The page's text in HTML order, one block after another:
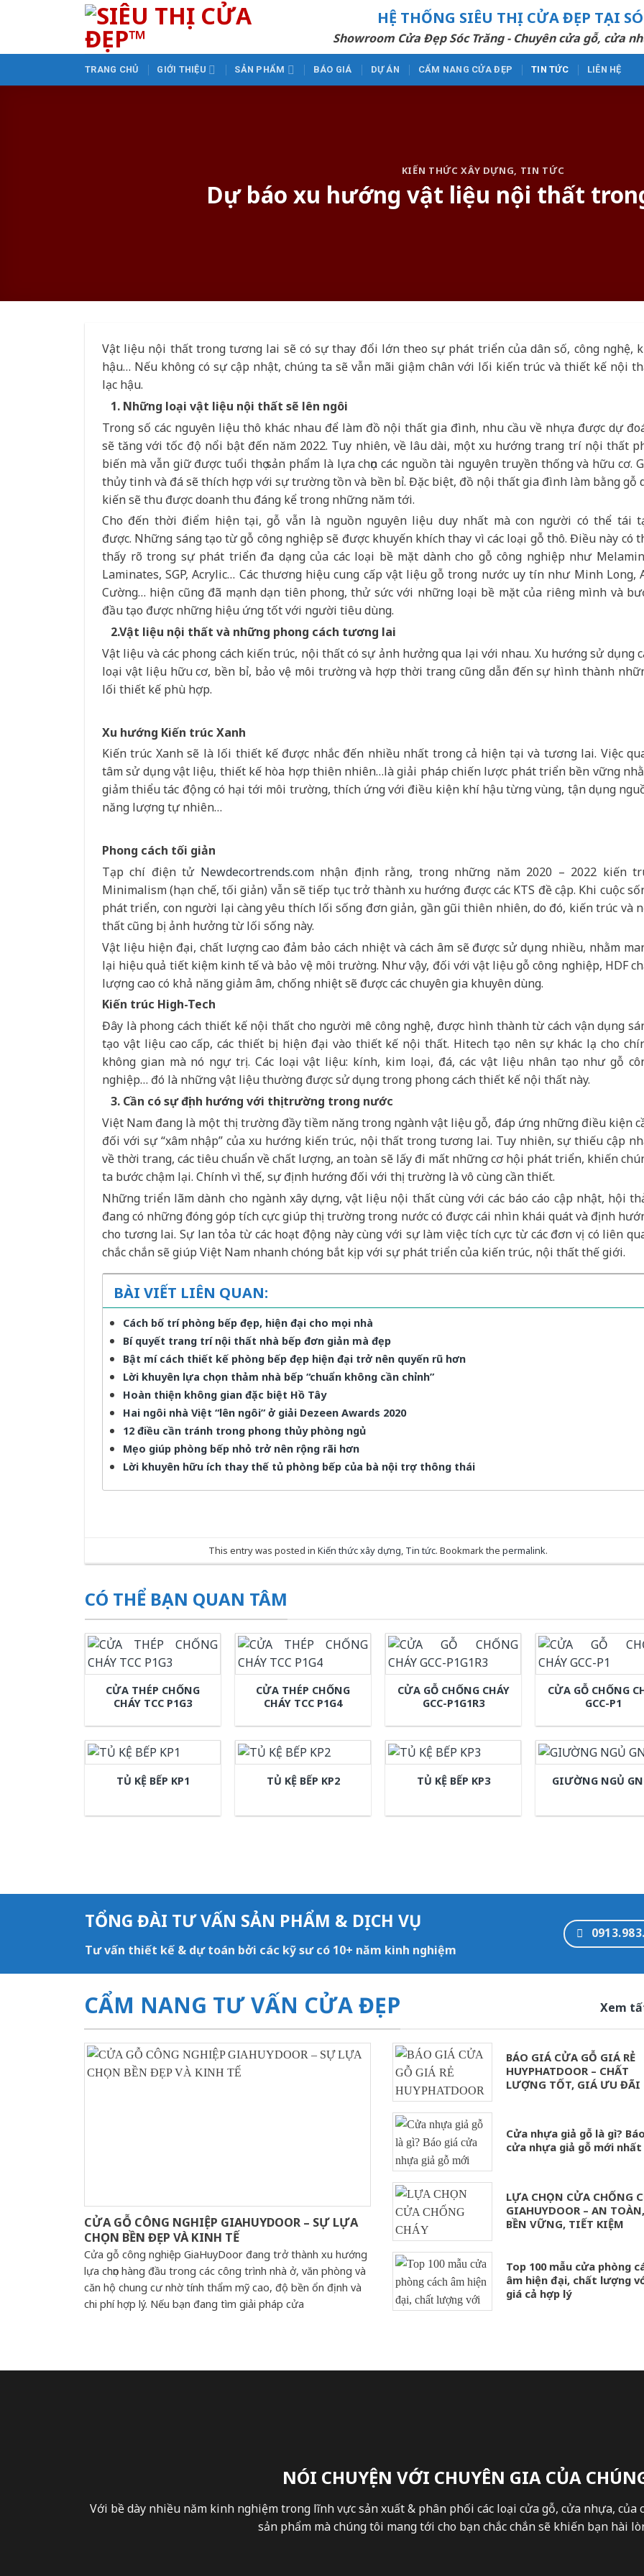
HỆ THỐNG SIÊU THỊ CỬA ĐẸP TẠI
Showroom Cửa Đẹp Sóc Trăng - Chuyên cửa gỗ, cửa
TRANG CHỦ GIỚI THIỆU SẢN PHẨM BÁO GIÁ DỰ ÁN CẨM NANG CỬA ĐẸP TIN TỨC LIÊN HỆ
KIẾN THỨC XÂY DỰNG, TIN TỨC
Dự báo xu hướng vật liệu nội thất
Vật liệu nội thất trong tương lai sẽ có sự thay đổi lớn theo sự phát triển của dân số, công nghệ,
hậu… Nếu không có sự cập nhật, chúng ta sẽ vẫn mãi giậm chân với lối kiến trúc và thiết kế nội
lạc hậu.
1. Những loại vật liệu nội thất sẽ lên ngôi
Trong số các nguyên liệu thô khác nhau để làm đồ nội thất gia đình, nhu cầu về nhựa được dự
sẽ tăng với tốc độ nổi bật đến năm 2022. Tuy nhiên, về lâu dài, một xu hướng trang trí nội thất
biến mà vẫn giữ được tuổi thọ sản phẩm là lựa chọn các nguồn tài nguyên truyền thống và hữu cơ.
thủy tinh và đásẽ thích hợp với sựtrường tồn và bền bỉ. Đặc biệt, đồ nội thất gia đình làm bằng gỗ
kiến ​​sẽ thu được doanh thu đáng kể trong những năm tới.
Cho đến thời điểm hiện tại, gỗ vẫn là nguồn nguyên liệu duy nhất mà con người có thể tái
được. Những sáng tạo từ gỗ công nghiệp sẽ được khuyến khíchthay vì các loại gỗ thô.Điều này có
thấy rõ trong sự phát triển đa dạng của các loại bề mặt dành cho gỗ công nghiệp như
Laminates, SGP, Acrylic… Các thương hiệu cung cấp vật liệu gỗ trong nước uy tín như Minh Long,
Cường… hiện cũng đã mạnh dạn tiên phong, thử sức với những loại bề mặt của riêng mình và
đầu tạo được những hiệu ứng tốt với người tiêu dùng.
2.Vật liệu nội thất và những phong cách tương lai
Vật liệu và các phong cách kiến trúc, nội thất có sự ảnh hưởng qua lại với nhau. Xu hướng sử dụng
loại vật liệu hữu cơ, bền bỉ, bảo vệ môi trường và hợp thời trang cũng dẫn đến sự hình thành
lối thiết kế phù hợp.
Xu hướng Kiến trúc Xanh
Kiến trúc Xanh sẽ là lối thiết kế được nhắc đến nhiều nhất trong cả hiện tại và tương lai. Việc
tâm sử dụng vật liệu, thiết kế hòa hợp thiên nhiên…là giải pháp chiến lược phát triển bền vững
giảm thiểu tác động có hại tới môi trường, thích ứng với điều kiện khí hậu từng vùng, tận dụng
năng lượng tự nhiên…
Phong cách tối giản
Tạp chí điện tử Newdecortrends.comnhận định rằng, trong những năm 2020 – 2022 kiến
Minimalism (hạn chế, tối giản) vẫn sẽ tiếp tục trở thành xu hướng được các KTS đề cập. Khi cuộc
phát triển, con người lại càng yêu thích lối sống đơn giản, gần gũi thiên nhiên, do đó, kiến trúc và
thất cũng bị ảnh hưởng từ lối sống này.
Vật liệu hiện đại, chất lượng cao đảm bảo cách nhiệt và cách âm sẽ được sử dụng nhiều, nhằm
lại hiệu quả tiết kiệm kinh tế và bảo vệ môi trường. Như vậy, đối với vật liệu gỗ công nghiệp, HDF
lượng cao có khả năng giảm âm, chống nhiệt sẽ được các chuyên gia khuyên dùng.
Kiến trúc High-Tech
Đây là phong cách thiết kế nội thất cho người mê công nghệ, được hình thành từ cách vận dụng
tạo vật liệu cao cấp, các thiết bị hiện đại vào thiết kế nội thất. Hitech tạo nên sự khác lạ cho
không gian mà nó ngự trị. Các loại vật liệu: kính, kim loại, đá, các vật liệu nhân tạo như gỗ
nghiệp… đó là những vật liệu thường được sử dụng trong phong cách thiết kế nội thất này.
3. Cần có sự định hướng với thị trường trong nước
Việt Nam đang là một thị trường đầy tiềm năng trong ngành vật liệu gỗ, đáp ứng những điều kiện
đối với sự “xâm nhập” của xu hướng kiến trúc, nội thất trong tương lai. Tuy nhiên, sự thiếu cập
về thời trang, các tiêu chuẩn về chất lượng, an toàn sẽ lấy đi mất những cơ hội phát triển, khiến
ta bước chậm lại. Chính vì thế, sự định hướng đối với thị trường là vô cùng cần thiết.
Những triển lãm dành cho ngành xây dựng, vật liệu nội thất cùng với các báo cáo cập nhật, hội
đang có những đóng góp tích cực giúp thị trường trong nước có được cái nhìn khái quát và định
cho tương lai. Sự lan tỏa từ các hoạt động này cùng với sự làm việc tích cực từ các đơn vị có liên
chắc chắn sẽ giúp Việt Nam nhanh chóng bắt kịp với sự phát triển của kiến trúc, nội thất thế giới.
BÀI VIẾT LIÊN QUAN:
Cách bố trí phòng bếp đẹp, hiện đại cho mọi nhà
Bí quyết trang trí nội thất nhà bếp đơn giản mà đẹp
Bật mí cách thiết kế phòng bếp đẹp hiện đại trở nên quyến rũ hơn
Lời khuyên lựa chọn thảm nhà bếp “chuẩn không cần chỉnh”
Hoàn thiện không gian đặc biệt Hồ Tây
Hai ngôi nhà Việt “lên ngôi” ở giải Dezeen Awards 2020
12 điều cần tránh trong phong thủy phòng ngủ
Mẹo giúp phòng bếp nhỏ trở nên rộng rãi hơn
Lời khuyên hữu ích thay thế tủ phòng bếp của bà nội trợ thông thái
This entry was posted in Kiến thức xây dựng, Tin tức. Bookmark the permalink.
CÓ THỂ BẠN QUAN TÂM
CỬA THÉP CHỐNG
CHÁY TCC P1G3
CỬA THÉP CHỐNG
CHÁY TCC P1G4
CỬA GỖ CHỐNG CHÁY
GCC-P1G1R3
CỬA GỖ CHỐNG
GCC-P1
TỦ KỆ BẾP KP1 TỦ KỆ BẾP KP2 TỦ KỆ BẾP KP3 GIƯỜNG NGỦ
TỔNG ĐÀI TƯ VẤN SẢN PHẨM & DỊCH VỤ
Tư vấn thiết kế & dự toán bởi các kỹ sư có 10+ năm kinh nghiệm
CẨM NANG TƯ VẤN CỬA ĐẸP Xem
CỬA GỖ CÔNG NGHIỆP GIAHUYDOOR – SỰ LỰA
CHỌN BỀN ĐẸP VÀ KINH TẾ
Cửa gỗ công nghiệp GiaHuyDoor đang trở thành xu hướng
lựa chọn hàng đầu trong các công trình nhà ở, văn phòng và
căn hộ chung cư nhờ tính thẩm mỹ cao, độ bền ổn định và
chi phí hợp lý. Nếu bạn đang tìm giải pháp cửa
BÁO GIÁ CỬA GỖ GIÁ RẺ
HUYPHATDOOR – CHẤT
LƯỢNG TỐT, GIÁ ƯU ĐÃI
Cửa nhựa giả gỗ là gì?
cửa nhựa giả gỗ mới nhất
LỰA CHỌN CỬA CHỐNG
GIAHUYDOOR – AN TOÀN,
BỀN VỮNG, TIẾT KIỆM
Top 100 mẫu cửa phòng
âm hiện đại, chất lượng
giá cả hợp lý
NÓI CHUYỆN VỚI CHUYÊN GIA CỦA
Với bề dày nhiều năm kinh nghiệm trong lĩnh vực sản xuất & phân phối các loại cửa gỗ, cửa nhựa,
sản phẩm mà chúng tôi mang tới cho bạn chắc chắn sẽ khiến bạn hài